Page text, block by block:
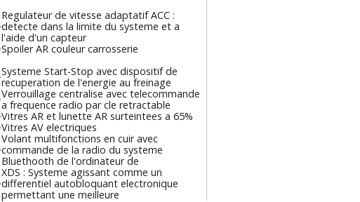
Regulateur de vitesse adaptatif ACC :
detecte dans la limite du systeme et a
l'aide d'un capteur
Spoiler AR couleur carrosserie
Systeme Start-Stop avec dispositif de
recuperation de l'energie au freinage
Verrouillage centralise avec telecommande
a frequence radio par cle retractable
Vitres AR et lunette AR surteintees a 65%
Vitres AV electriques
Volant multifonctions en cuir avec
commande de la radio du systeme
Bluethooth de l'ordinateur de
XDS : Systeme agissant comme un
differentiel autobloquant electronique
permettant une meilleure